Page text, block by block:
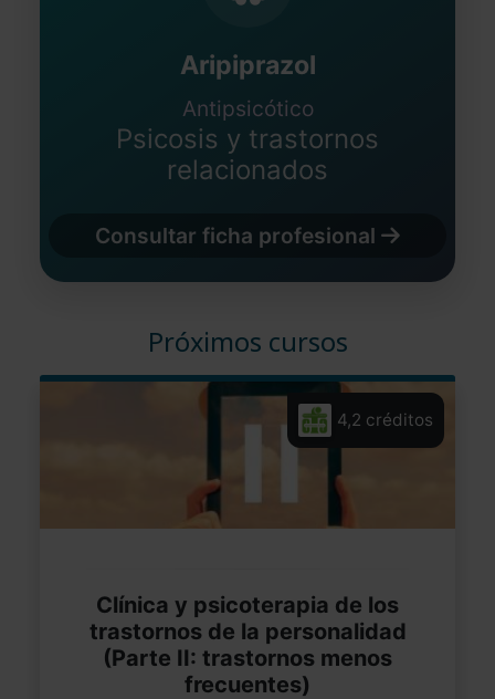
Aripiprazol
Antipsicótico
Psicosis y trastornos
relacionados
Consultar ficha profesional
Próximos cursos
4,2 créditos
Clínica y psicoterapia de los
trastornos de la personalidad
(Parte II: trastornos menos
frecuentes)